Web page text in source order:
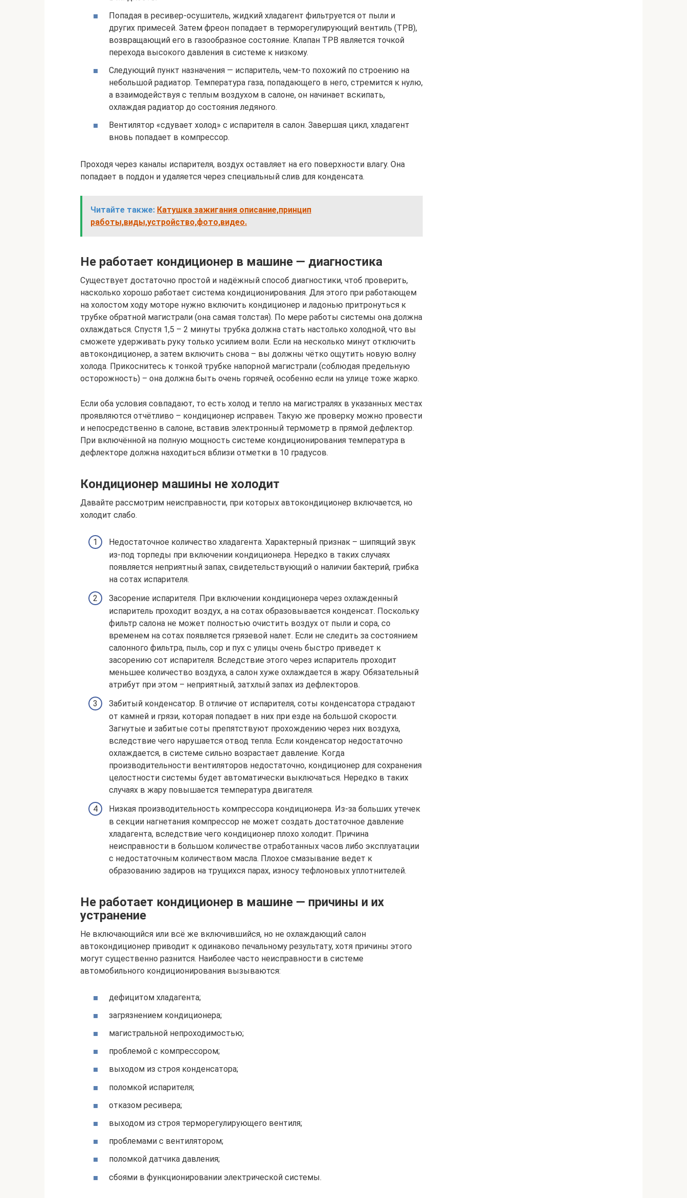
Попадая в ресивер-осушитель, жидкий хладагент фильтруется от пыли и
других примесей. Затем фреон попадает в терморегулирующий вентиль (ТРВ),
возвращающий его в газообразное состояние. Клапан ТРВ является точкой
перехода высокого давления в системе к низкому.
Следующий пункт назначения — испаритель, чем-то похожий по строению на
небольшой радиатор. Температура газа, попадающего в него, стремится к нулю,
а взаимодействуя с теплым воздухом в салоне, он начинает вскипать,
охлаждая радиатор до состояния ледяного.
Вентилятор «сдувает холод» с испарителя в салон. Завершая цикл, хладагент
вновь попадает в компрессор.
Проходя через каналы испарителя, воздух оставляет на его поверхности влагу. Она
попадает в поддон и удаляется через специальный слив для конденсата.
Читайте также: Катушка зажигания описание,принцип
работы,виды,устройство,фото,видео.
Не работает кондиционер в машине — диагностика
Существует достаточно простой и надёжный способ диагностики, чтоб проверить,
насколько хорошо работает система кондиционирования. Для этого при работающем
на холостом ходу моторе нужно включить кондиционер и ладонью притронуться к
трубке обратной магистрали (она самая толстая). По мере работы системы она должна
охлаждаться. Спустя 1,5 – 2 минуты трубка должна стать настолько холодной, что вы
сможете удерживать руку только усилием воли. Если на несколько минут отключить
автокондиционер, а затем включить снова – вы должны чётко ощутить новую волну
холода. Прикоснитесь к тонкой трубке напорной магистрали (соблюдая предельную
осторожность) – она должна быть очень горячей, особенно если на улице тоже жарко.
Если оба условия совпадают, то есть холод и тепло на магистралях в указанных местах
проявляются отчётливо – кондиционер исправен. Такую же проверку можно провести
и непосредственно в салоне, вставив электронный термометр в прямой дефлектор.
При включённой на полную мощность системе кондиционирования температура в
дефлекторе должна находиться вблизи отметки в 10 градусов.
Кондиционер машины не холодит
Давайте рассмотрим неисправности, при которых автокондиционер включается, но
холодит слабо.
Недостаточное количество хладагента. Характерный признак – шипящий звук
из-под торпеды при включении кондиционера. Нередко в таких случаях
появляется неприятный запах, свидетельствующий о наличии бактерий, грибка
на сотах испарителя.
Засорение испарителя. При включении кондиционера через охлажденный
испаритель проходит воздух, а на сотах образовывается конденсат. Поскольку
фильтр салона не может полностью очистить воздух от пыли и сора, со
временем на сотах появляется грязевой налет. Если не следить за состоянием
салонного фильтра, пыль, сор и пух с улицы очень быстро приведет к
засорению сот испарителя. Вследствие этого через испаритель проходит
меньшее количество воздуха, а салон хуже охлаждается в жару. Обязательный
атрибут при этом – неприятный, затхлый запах из дефлекторов.
Забитый конденсатор. В отличие от испарителя, соты конденсатора страдают
от камней и грязи, которая попадает в них при езде на большой скорости.
Загнутые и забитые соты препятствуют прохождению через них воздуха,
вследствие чего нарушается отвод тепла. Если конденсатор недостаточно
охлаждается, в системе сильно возрастает давление. Когда
производительности вентиляторов недостаточно, кондиционер для сохранения
целостности системы будет автоматически выключаться. Нередко в таких
случаях в жару повышается температура двигателя.
Низкая производительность компрессора кондиционера. Из-за больших утечек
в секции нагнетания компрессор не может создать достаточное давление
хладагента, вследствие чего кондиционер плохо холодит. Причина
неисправности в большом количестве отработанных часов либо эксплуатации
с недостаточным количеством масла. Плохое смазывание ведет к
образованию задиров на трущихся парах, износу тефлоновых уплотнителей.
Не работает кондиционер в машине — причины и их
устранение
Не включающийся или всё же включившийся, но не охлаждающий салон
автокондиционер приводит к одинаково печальному результату, хотя причины этого
могут существенно разнится. Наиболее часто неисправности в системе
автомобильного кондиционирования вызываются:
дефицитом хладагента;
загрязнением кондиционера;
магистральной непроходимостью;
проблемой с компрессором;
выходом из строя конденсатора;
поломкой испарителя;
отказом ресивера;
выходом из строя терморегулирующего вентиля;
проблемами с вентилятором;
поломкой датчика давления;
сбоями в функционировании электрической системы.